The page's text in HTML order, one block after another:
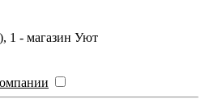
1 - магазин Уют